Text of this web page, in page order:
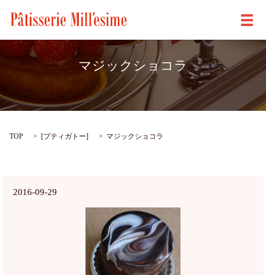
メ
マジックショコラ
TOP [プティガトー] マジックショコラ
2016-09-29